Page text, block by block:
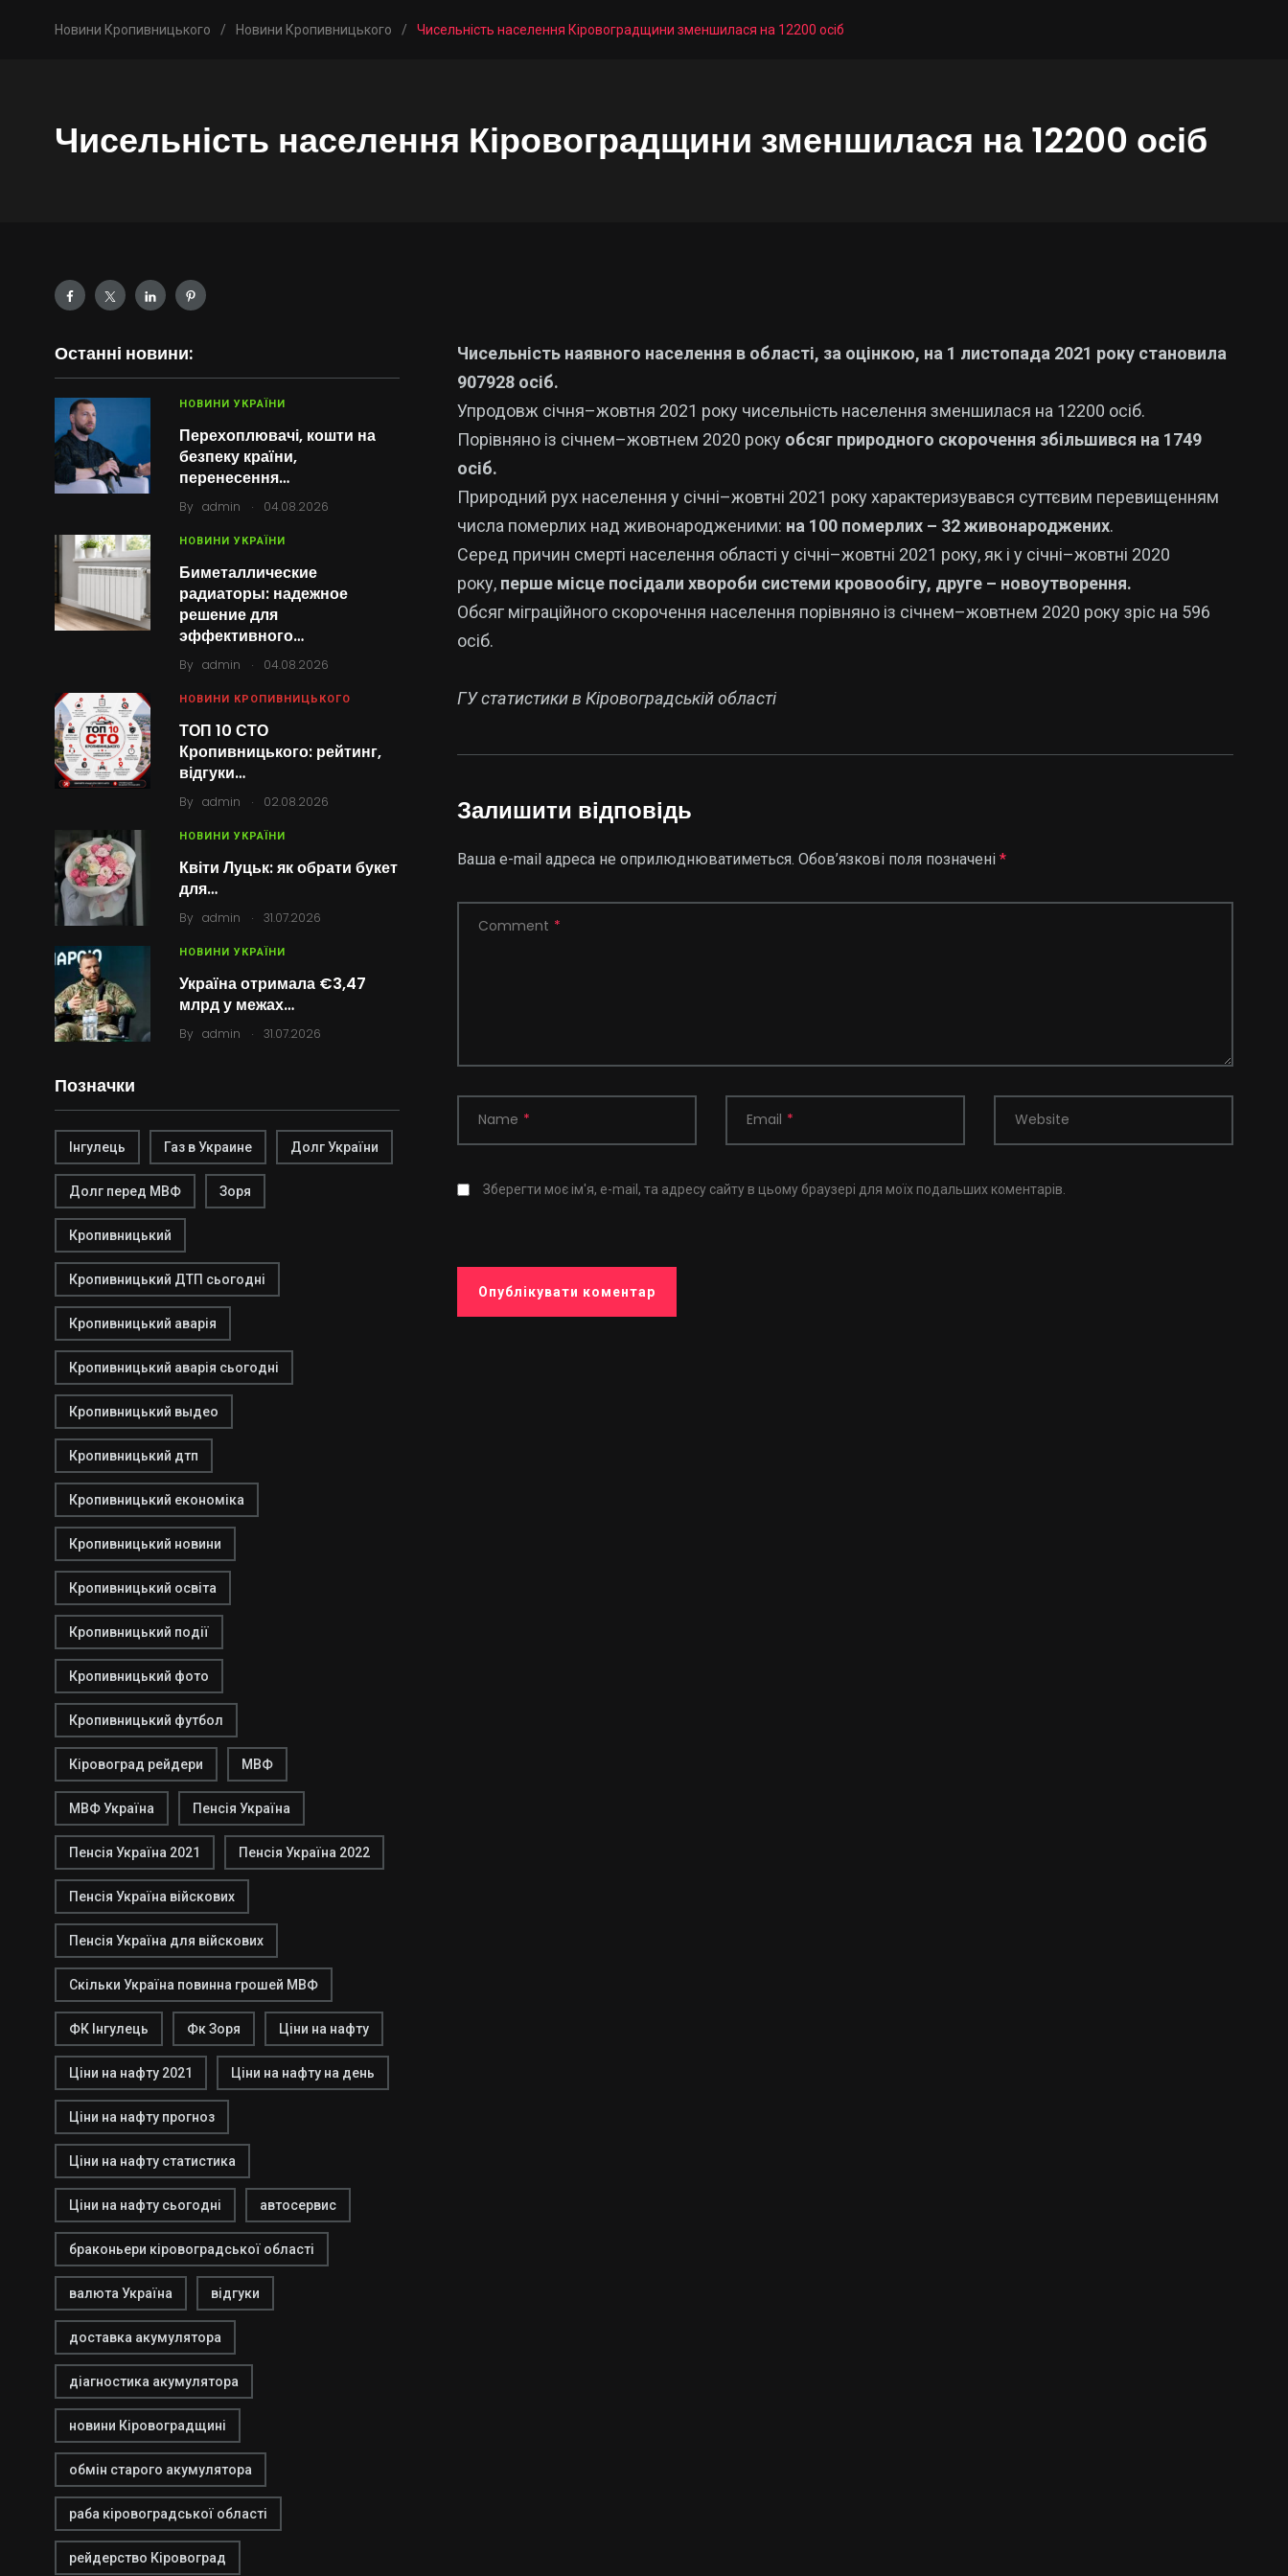
Новини Кропивницького / Новини Кропивницького / Чисельність населення Кіровоградщини зменшилася на 12200 осіб
Чисельність населення Кіровоградщини зменшилася на 12200 осіб
Останні новини:
НОВИНИ УКРАЇНИ
Перехоплювачі, кошти на
безпеку країни,
перенесення…
By admin . 04.08.2026
НОВИНИ УКРАЇНИ
Биметаллические
радиаторы: надежное
решение для
эффективного…
By admin . 04.08.2026
НОВИНИ КРОПИВНИЦЬКОГО
ТОП 10 СТО
Кропивницького: рейтинг,
відгуки…
By admin . 02.08.2026
НОВИНИ УКРАЇНИ
Квіти Луцьк: як обрати букет
для…
By admin . 31.07.2026
НОВИНИ УКРАЇНИ
Україна отримала €3,47
млрд у межах…
By admin . 31.07.2026
Позначки
Інгулець Газ в Украине Долг України
Долг перед МВФ Зоря
Кропивницький
Кропивницький ДТП сьогодні
Кропивницький аварія
Кропивницький аварія сьогодні
Кропивницький выдео
Кропивницький дтп
Кропивницький економіка
Кропивницький новини
Кропивницький освіта
Кропивницький події
Кропивницький фото
Кропивницький футбол
Кіровоград рейдери МВФ
МВФ Україна Пенсія Україна
Пенсія Україна 2021 Пенсія Україна 2022
Пенсія Україна війскових
Пенсія Україна для війскових
Скільки Україна повинна грошей МВФ
ФК Інгулець Фк Зоря Ціни на нафту
Ціни на нафту 2021 Ціни на нафту на день
Ціни на нафту прогноз
Ціни на нафту статистика
Ціни на нафту сьогодні автосервис
браконьери кіровоградської області
валюта Україна відгуки
доставка акумулятора
діагностика акумулятора
новини Кіровоградщині
обмін старого акумулятора
раба кіровоградської області
рейдерство Кіровоград
Чисельність наявного населення в області, за оцінкою, на 1 листопада 2021 року становила
907928 осіб.
Упродовж січня–жовтня 2021 року чисельність населення зменшилася на 12200 осіб.
Порівняно із січнем–жовтнем 2020 року обсяг природного скорочення збільшився на 1749
осіб.
Природний рух населення у січні–жовтні 2021 року характеризувався суттєвим перевищенням
числа померлих над живонародженими: на 100 померлих – 32 живонароджених.
Серед причин смерті населення області у січні–жовтні 2021 року, як і у січні–жовтні 2020
року, перше місце посідали хвороби системи кровообігу, друге – новоутворення.
Обсяг міграційного скорочення населення порівняно із січнем–жовтнем 2020 року зріс на 596
осіб.
ГУ статистики в Кіровоградській області
Залишити відповідь
Ваша e-mail адреса не оприлюднюватиметься. Обов’язкові поля позначені *
Comment *
Name * Email * Website
Зберегти моє ім'я, e-mail, та адресу сайту в цьому браузері для моїх подальших коментарів.